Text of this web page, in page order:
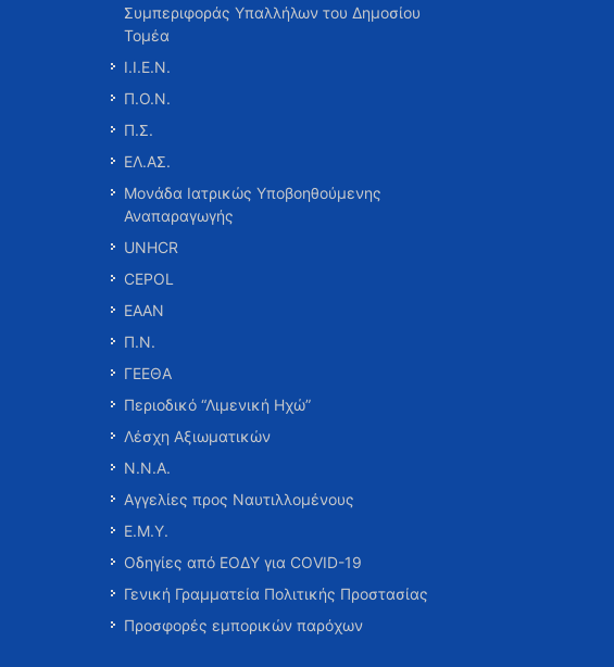
Συμπεριφοράς Υπαλλήλων του Δημοσίου
Τομέα
Ι.Ι.Ε.Ν.
Π.Ο.Ν.
Π.Σ.
ΕΛ.ΑΣ.
Μονάδα Ιατρικώς Υποβοηθούμενης
Αναπαραγωγής
UNHCR
CEPOL
ΕΑΑΝ
Π.Ν.
ΓΕΕΘΑ
Περιοδικό “Λιμενική Ηχώ”
Λέσχη Αξιωματικών
Ν.Ν.Α.
Αγγελίες προς Ναυτιλλομένους
Ε.Μ.Υ.
Οδηγίες από ΕΟΔΥ για COVID-19
Γενική Γραμματεία Πολιτικής Προστασίας
Προσφορές εμπορικών παρόχων